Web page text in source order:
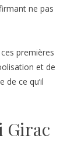
ne pas
premières
et de
de ce qu’il
Girac